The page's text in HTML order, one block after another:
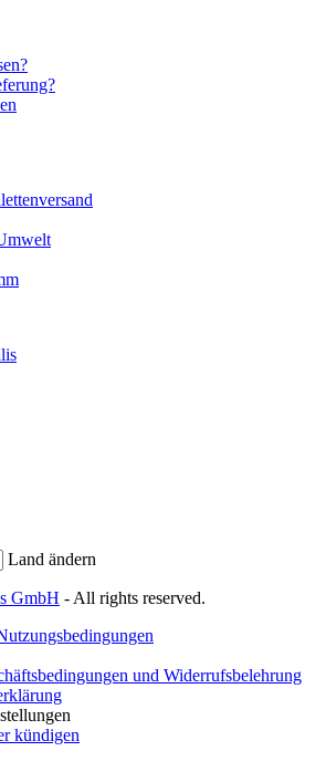
Land ändern
GmbH - All rights reserved.
und Widerrufsbelehrung
kündigen